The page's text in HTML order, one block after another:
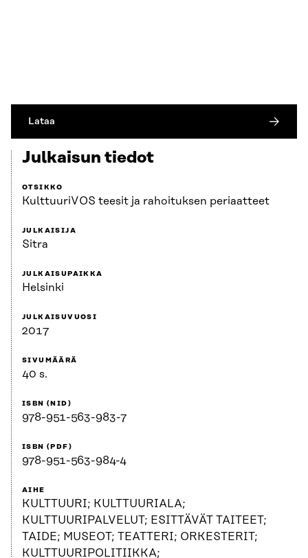
Lataa
Julkaisun tiedot
OTSIKKO
KulttuuriVOS teesit ja rahoituksen periaatteet
JULKAISIJA
Sitra
JULKAISUPAIKKA
Helsinki
JULKAISUVUOSI
2017
SIVUMÄÄRÄ
40 s.
ISBN (NID)
978-951-563-983-7
ISBN (PDF)
978-951-563-984-4
AIHE
KULTTUURI; KULTTUURIALA;
KULTTUURIPALVELUT; ESITTÄVÄT TAITEET;
TAIDE; MUSEOT; TEATTERI; ORKESTERIT;
KULTTUURIPOLITIIKKA;